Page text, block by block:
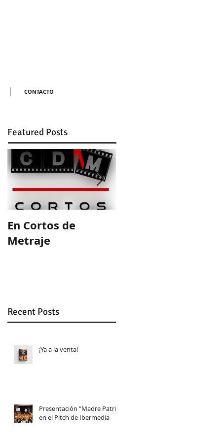
CONTACTO
Featured Posts
En Cortos de
Metraje
Recent Posts
¡Ya a la venta!
Presentación "Madre Patria"
en el Pitch de Ibermedia